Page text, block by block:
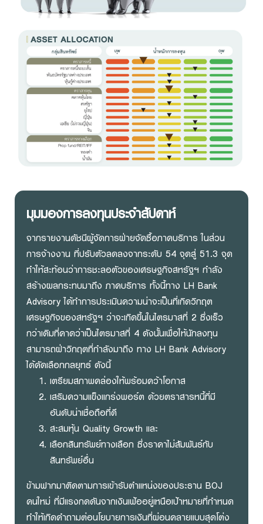
มุมมองการลงทุนประจำสัปดาห์
จากรายงานดัชนีผู้จัดการฝ่ายจัดซื้อภาคบริการ ในส่วน
การจ้างงาน ที่ปรับตัวลดลงจากระดับ 54 จุดสู่ 51.3 จุด
ทำให้สะท้อนว่าการชะลอตัวของเศรษฐกิจสหรัฐฯ กำลัง
สร้างผลกระทบมาถึง ภาคบริการ ทั้งนี้ทาง LH Bank
Advisory ได้ทำการประเมินความน่าจะเป็นที่เกิดวิกฤต
เศรษฐกิจของสหรัฐฯ ว่าจะเกิดขึ้นในไตรมาสที่ 2 ซึ่งเร็ว
กว่าเดิมที่คาดว่าเป็นไตรมาสที่ 4 ดังนั้นเพื่อให้นักลงทุน
สามารถฝ่าวิกฤตที่กำลังมาถึง ทาง LH Bank Advisory
ได้คัดเลือกกลยุทธ์ ดังนี้
เตรียมสภาพคล่องให้พร้อมคว้าโอกาส
เสริมความแข็งแกร่งพอร์ต ด้วยตราสารหนี้ที่มี
อันดับน่าเชื่อถือที่ดี
สะสมหุ้น Quality Growth และ
เลือกสินทรัพย์ทางเลือก ซึ่งราคาไม่สัมพันธ์กับ
สินทรัพย์อื่น
ข้ามฟากมาติดตามการเข้ารับตำแหน่งของประธาน BOJ
คนใหม่ ที่มีแรงกดดันจากเงินเฟ้ออยู่เหนือเป้าหมายที่กำหนด
ทำให้เกิดคำถามต่อนโยบายการเงินที่ผ่อนคลายแบบสุดโต่ง